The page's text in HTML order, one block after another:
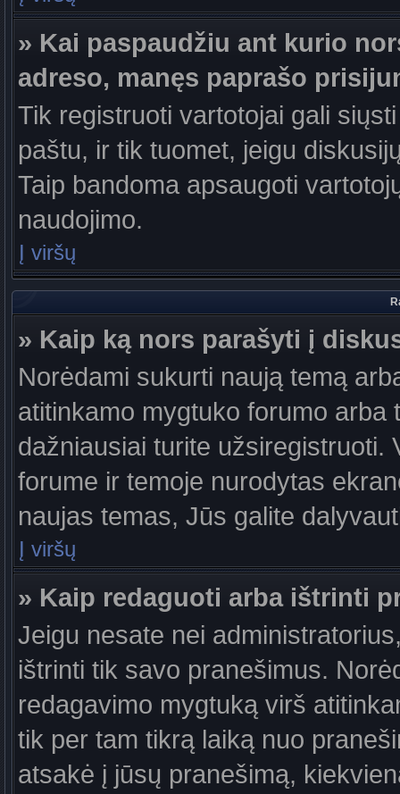
» Kai paspaudžiu ant kurio
adreso, manęs paprašo
Tik registruoti vartotojai gali
paštu, ir tik tuomet, jeigu
Taip bandoma apsaugoti
naudojimo.
Į viršų
» Kaip ką nors parašyti į
Norėdami sukurti naują temą
atitinkamo mygtuko forumo
dažniausiai turite užsiregistruoti.
forume ir temoje nurodytas
naujas temas, Jūs galite
Į viršų
» Kaip redaguoti arba ištrinti
Jeigu nesate nei
ištrinti tik savo pranešimus.
redagavimo mygtuką virš
tik per tam tikrą laiką nuo
atsakė į jūsų pranešimą,